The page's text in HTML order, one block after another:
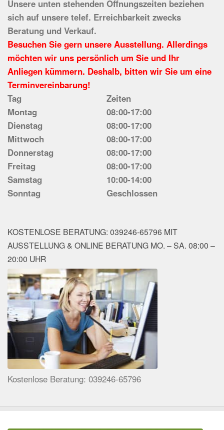
Unsere unten stehenden Öffnungszeiten beziehen
sich auf unsere telef. Erreichbarkeit zwecks
Beratung und Verkauf.
Besuchen Sie gern unsere Ausstellung. Allerdings
möchten wir uns persönlich um Sie und Ihr
Anliegen kümmern. Deshalb, bitten wir Sie um eine
Terminvereinbarung!
Tag
Zeiten
Montag
08:00-17:00
Dienstag
08:00-17:00
Mittwoch
08:00-17:00
Donnerstag
08:00-17:00
Freitag
08:00-17:00
Samstag
10:00-14:00
Sonntag
Geschlossen
KOSTENLOSE BERATUNG: 039246-65796 MIT
AUSSTELLUNG & ONLINE BERATUNG MO. – SA. 08:00 –
20:00 UHR
Kostenlose Beratung: 039246-65796